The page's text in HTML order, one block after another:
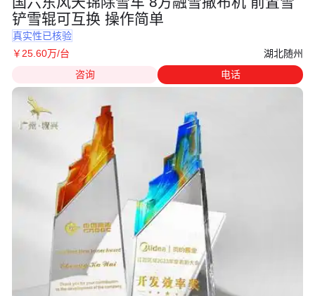
铲雪辊可互换 操作简单
真实性已核验
￥25.60万/台
湖北随州
咨询
电话